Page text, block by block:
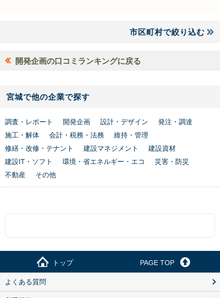
市区町村で絞り込む
開発企画の口コミランキングに戻る
宮城で他の企業で探す
調査・レポート 開発企画 設計・デザイン
発注・調達
施工・解体
会計・税務・法務
維持・管理
修繕・改修・テナント
建設マネジメント
建設資材
建設IT・ソフト
環境・省エネルギー・エコ
災害・防災
不動産
その他
トップ PAGE TOP
よくある質問